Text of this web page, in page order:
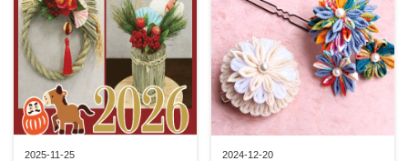
2025-11-25 2024-12-20